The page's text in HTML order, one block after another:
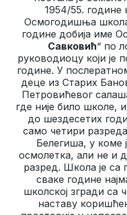
1954/55. године
Осмогодишња
године добија име
Савковић“ по
руководиоцу који је
године. У
деце из Старих
Петровићевог
где није било школе,
до шездесетих
само четири
Белегиша, у коме
осмолетка, али не и
разред. Школа је са
сваке године
школској згради са
наставу